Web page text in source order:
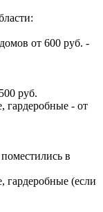
от 600 руб. -
руб.
гардеробные - от
в
гардеробные (если